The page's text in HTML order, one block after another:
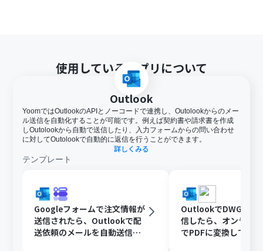
使用しているアプリについて
Outlook
YoomではOutlookのAPIとノーコードで連携し、Outolookからのメー
ル送信を自動化することが可能です。例えば契約書や請求書を作成
しOutolookから自動で送信したり、入力フォームからの問い合わせ
に対してOutolookで自動的に返信を行うことができます。
詳しくみる
テンプレート
Googleフォームで注文情報が
送信されたら、Outlookで配
送依頼のメールを自動送信す
OutlookでDWGファ
信したら、オンライ
でPDFに変換して